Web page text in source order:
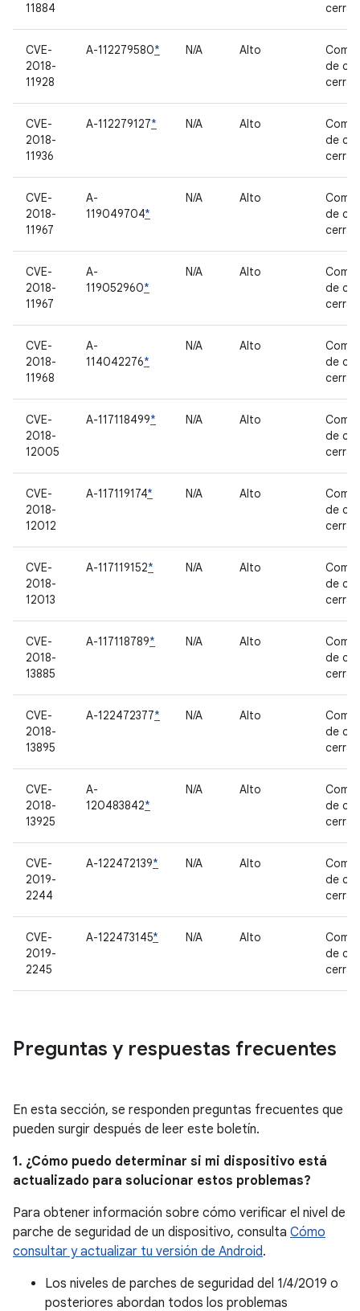
11884
CVE-
2018-
11928
A-112279580* N/A Alto
de
CVE-
2018-
11936
A-112279127* N/A Alto
de
CVE-
2018-
11967
A-
119049704*
N/A Alto
de
CVE-
2018-
11967
A-
119052960*
N/A Alto
de
CVE-
2018-
11968
A-
114042276*
N/A Alto
de
CVE-
2018-
12005
A-117118499* N/A Alto
de
CVE-
2018-
12012
A-117119174* N/A Alto
de
CVE-
2018-
12013
A-117119152* N/A Alto
de
CVE-
2018-
13885
A-117118789* N/A Alto
de
CVE-
2018-
13895
A-122472377* N/A Alto
de
CVE-
2018-
13925
A-
120483842*
N/A Alto
de
CVE-
2019-
2244
A-122472139* N/A Alto
de
CVE-
2019-
2245
A-122473145* N/A Alto
de
Preguntas y respuestas frecuentes
En esta sección, se responden preguntas frecuentes que
pueden surgir después de leer este boletín.
1. ¿Cómo puedo determinar si mi dispositivo está
actualizado para solucionar estos problemas?
Para obtener información sobre cómo verificar el nivel de
parche de seguridad de un dispositivo, consulta Cómo
consultar y actualizar tu versión de Android.
Los niveles de parches de seguridad del 1/4/2019 o
posteriores abordan todos los problemas